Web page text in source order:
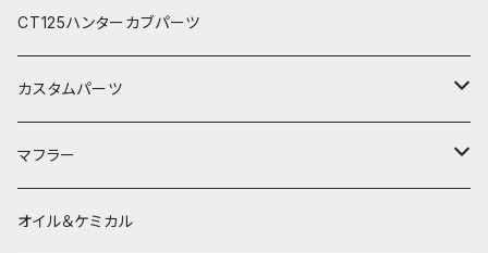
OGKカブト
HJC
秋冬防寒インナーウェア
レザーウェア
プロテクター＆小物
電熱ウェア
電熱グローブ
フルフェイスヘルメット
オープンフェイスヘルメット
パーツ&小物
CT125ハンターカブパーツ
カスタムパーツ
HONDA
YAMAHA
マフラー
HONDA
オイル＆ケミカル